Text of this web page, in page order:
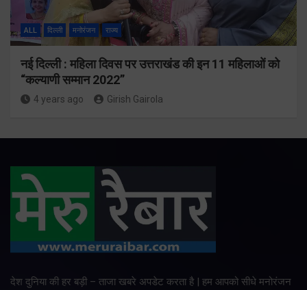
ALL दिल्ली मनोरंजन राज्य
नई दिल्ली : महिला दिवस पर उत्तराखंड की इन 11 महिलाओं को
“कल्याणी सम्मान 2022”
4 years ago Girish Gairola
देश दुनिया की हर बड़ी – ताजा खबरे अपडेट करता है | हम आपको सीधे मनोरंजन